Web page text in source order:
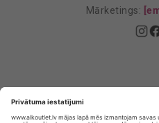
Mārketings:
Privātuma